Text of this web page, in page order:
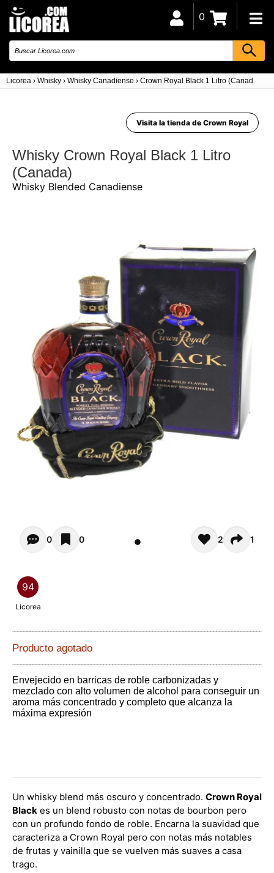
Licorea › Whisky › Whisky Canadiense › Crown Royal Black 1 Litro (Canada)
0
Visita la tienda de Crown Royal
Whisky Crown Royal Black 1 Litro
(Canada)
Whisky Blended Canadiense
Opiniones de clientes - Actualmente no hay
0 0 2 1
94
Licorea
Producto agotado
Envejecido en barricas de roble carbonizadas y
mezclado con alto volumen de alcohol para conseguir un
aroma más concentrado y completo que alcanza la
máxima expresión
Un whisky blend más oscuro y concentrado. Crown Royal
Black es un blend robusto con notas de bourbon pero
con un profundo fondo de roble. Encarna la suavidad que
caracteriza a Crown Royal pero con notas más notables
de frutas y vainilla que se vuelven más suaves a casa
trago.